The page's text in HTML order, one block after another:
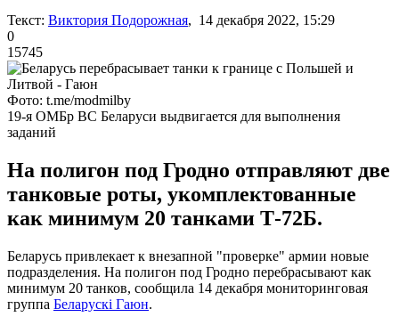
Текст: Виктория Подорожная, 14 декабря 2022, 15:29
0
15745
Фото: t.me/modmilby
19-я ОМБр ВС Беларуси выдвигается для выполнения
заданий
На полигон под Гродно отправляют две
танковые роты, укомплектованные
как минимум 20 танками Т-72Б.
Беларусь привлекает к внезапной "проверке" армии новые
подразделения. На полигон под Гродно перебрасывают как
минимум 20 танков, сообщила 14 декабря мониторинговая
группа Беларускі Гаюн.